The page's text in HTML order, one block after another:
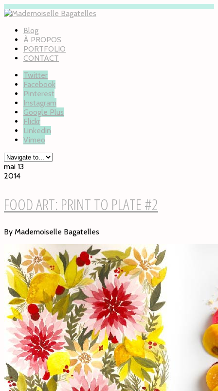
Blog
À PROPOS
PORTFOLIO
CONTACT
Twitter
Facebook
Pinterest
Instagram
Google Plus
Flickr
Linkedin
Vimeo
mai 13
2014
FOOD ART: PRINT TO PLATE #2
By Mademoiselle Bagatelles